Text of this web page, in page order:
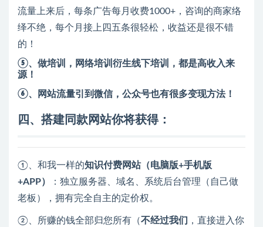
流量上来后，每条广告每月收费1000+，咨询的商家络
绎不绝，每个月接上四五条很轻松，收益还是很不错
的！
⑤、做培训，网络培训衍生线下培训，都是高收入来
源！
⑥、网站流量引到微信，公众号也有很多变现方法！
四、 搭建同款网站你将获得：
①、和我一样的知识付费网站（电脑版+手机版
+APP）
：独立服务器、域名、系统后台管理（自己做
老板），拥有完全自主的定价权。
②、所赚的钱全部归您所有（不经过我们 ，直接进入你